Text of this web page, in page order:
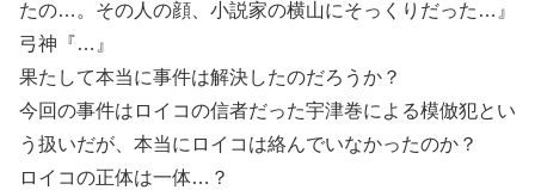
たの…。その人の顔、小説家の横山にそっくりだった…』
弓神『…』
果たして本当に事件は解決したのだろうか？
今回の事件はロイコの信者だった宇津巻による模倣犯とい
う扱いだが、本当にロイコは絡んでいなかったのか？
ロイコの正体は一体…？